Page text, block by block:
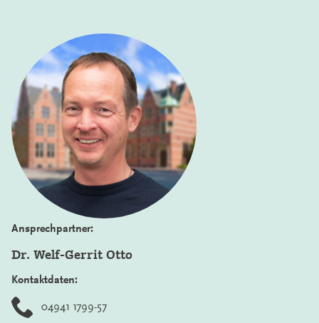
Ansprechpartner:
Dr. Welf-Gerrit Otto
Kontaktdaten:
04941 1799-57